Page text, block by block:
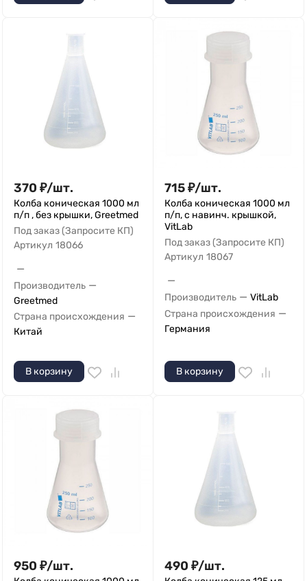
370 ₽/шт.
Колба коническая 1000 мл
п/п , без крышки, Greetmed
Под заказ (Запросите КП)
Артикул 18066
—
Производитель —
Greetmed
Страна происхождения —
Китай
В корзину
715₽/шт.
Колба коническая 1000 мл
п/п, с навинч. крышкой,
VitLab
Под заказ (Запросите КП)
Артикул 18067
—
Производитель — VitLab
Страна происхождения —
Германия
В корзину
950 ₽/шт. 490 ₽/шт.